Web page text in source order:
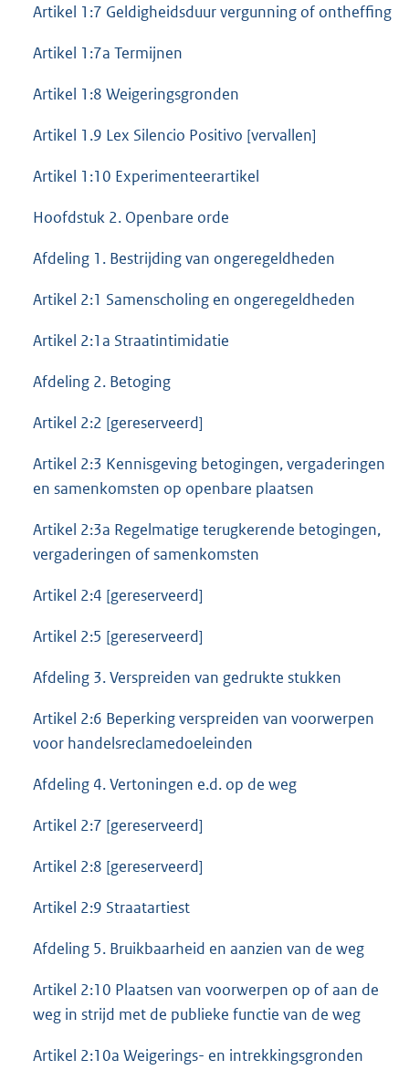
Artikel 1:7 Geldigheidsduur vergunning of ontheffing
Artikel 1:7a Termijnen
Artikel 1:8 Weigeringsgronden
Artikel 1.9 Lex Silencio Positivo [vervallen]
Artikel 1:10 Experimenteerartikel
Hoofdstuk 2. Openbare orde
Afdeling 1. Bestrijding van ongeregeldheden
Artikel 2:1 Samenscholing en ongeregeldheden
Artikel 2:1a Straatintimidatie
Afdeling 2. Betoging
Artikel 2:2 [gereserveerd]
Artikel 2:3 Kennisgeving betogingen, vergaderingen
en samenkomsten op openbare plaatsen
Artikel 2:3a Regelmatige terugkerende betogingen,
vergaderingen of samenkomsten
Artikel 2:4 [gereserveerd]
Artikel 2:5 [gereserveerd]
Afdeling 3. Verspreiden van gedrukte stukken
Artikel 2:6 Beperking verspreiden van voorwerpen
voor handelsreclamedoeleinden
Afdeling 4. Vertoningen e.d. op de weg
Artikel 2:7 [gereserveerd]
Artikel 2:8 [gereserveerd]
Artikel 2:9 Straatartiest
Afdeling 5. Bruikbaarheid en aanzien van de weg
Artikel 2:10 Plaatsen van voorwerpen op of aan de
weg in strijd met de publieke functie van de weg
Artikel 2:10a Weigerings- en intrekkingsgronden